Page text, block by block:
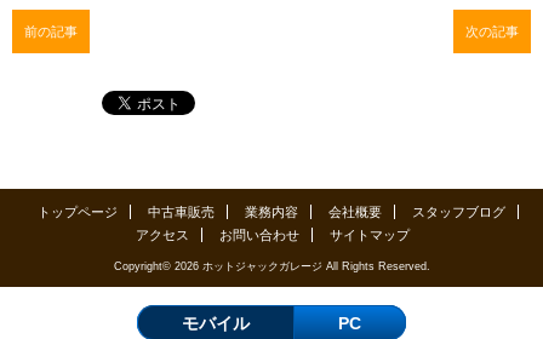
前の記事 次の記事
トップページ 中古車販売 業務内容 会社概要
スタッフブログ
アクセス
お問い合わせ サイトマップ
Copyright© 2026 ホットジャックガレージ All Rights Reserved.
モバイル PC